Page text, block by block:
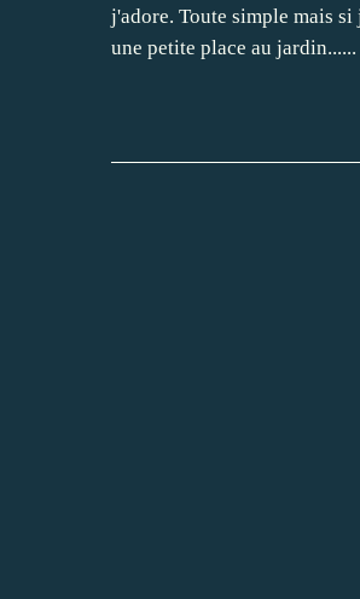
j'adore. Toute simple mais
une petite place au jardin......